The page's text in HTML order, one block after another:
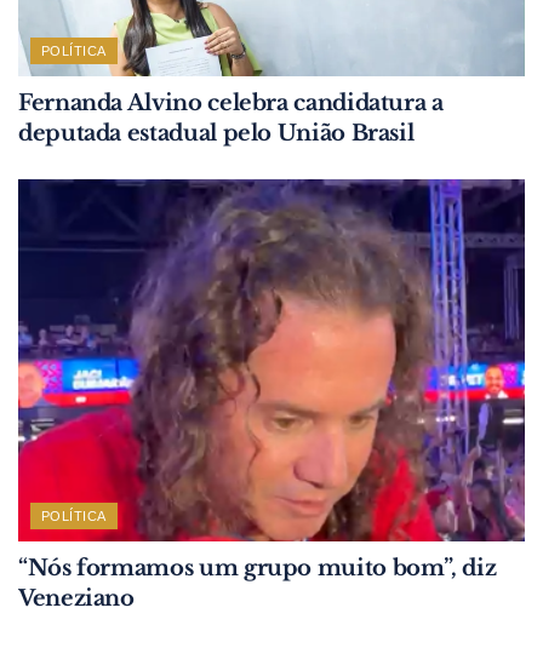
POLÍTICA
Fernanda Alvino celebra candidatura a
deputada estadual pelo União Brasil
POLÍTICA
“Nós formamos um grupo muito bom”, diz
Veneziano